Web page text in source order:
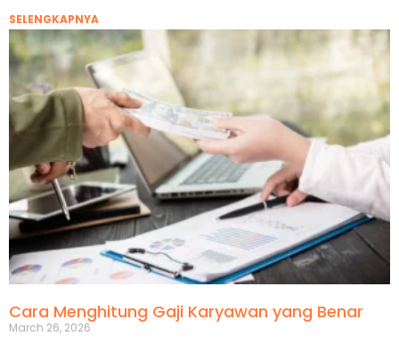
SELENGKAPNYA
Cara Menghitung Gaji Karyawan yang Benar
March 26, 2026